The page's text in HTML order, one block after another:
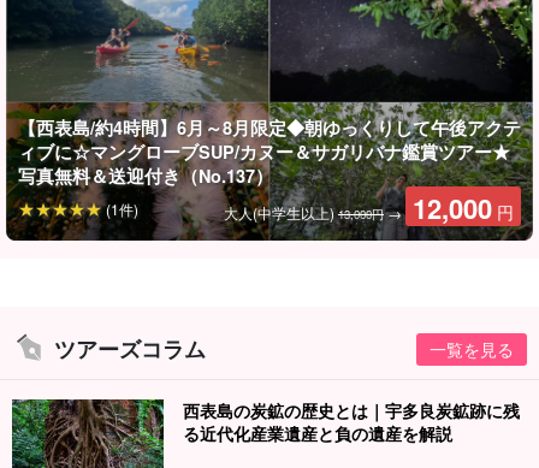
【西表島/約4時間】6月～8月限定◆朝ゆっくりして午後アクテ
ィブに☆マングローブSUP/カヌー＆サガリバナ鑑賞ツアー★
写真無料＆送迎付き（No.137）
大人(中学生以上)13,000円→ 12,000 円
(1件)
ツアーズコラム 一覧を見る
西表島の炭鉱の歴史とは｜宇多良炭鉱跡に残
る近代化産業遺産と負の遺産を解説